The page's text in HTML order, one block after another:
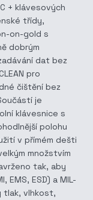
+ klávesových
třídy,
on-gold s
dobrým
dat bez
pro
čištění bez
je
klávesnice s
polohu
v přímém dešti
množstvím
tak, aby
EMS, ESD) a MIL-
tlak, vlhkost,